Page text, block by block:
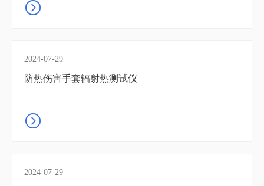
2024-07-29
防热伤害手套辐射热测试仪
2024-07-29